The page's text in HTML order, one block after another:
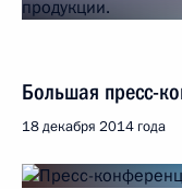
Большая пресс-
18 декабря 2014 года